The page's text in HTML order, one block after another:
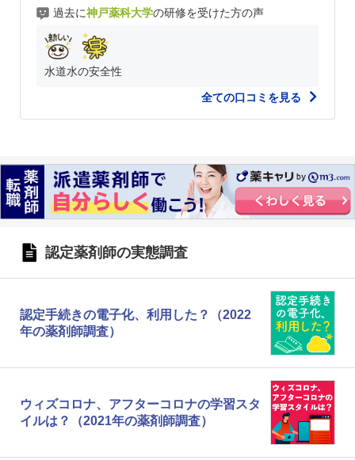
過去に神戸薬科大学の研修を受けた方の声
水道水の安全性
全ての口コミを見る
認定薬剤師の実態調査
認定手続きの電子化、利用した？（2022
年の薬剤師調査）
ウィズコロナ、アフターコロナの学習スタ
イルは？（2021年の薬剤師調査）